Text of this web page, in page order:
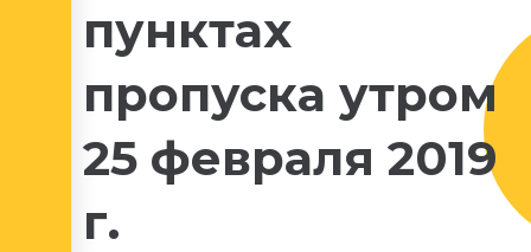
пунктах
пропуска утром
25 февраля 2019
г.